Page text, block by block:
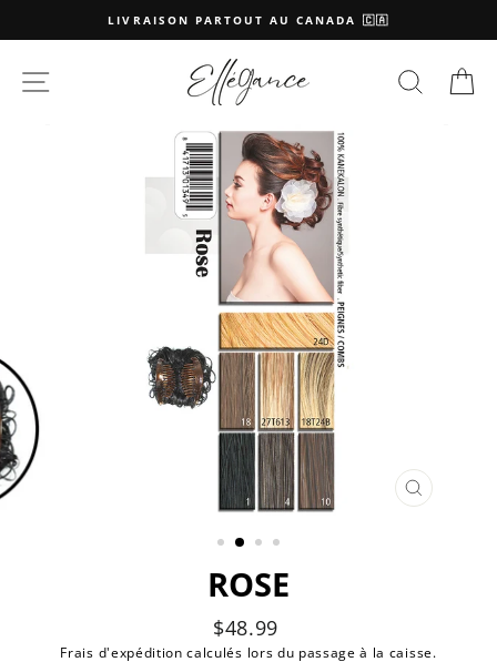
au
LIVRAISON PARTOUT AU CANADA 🇨🇦
FERMER
ROSE
Prix
régulier
$48.99
Frais d'expédition calculés lors du passage à la caisse.